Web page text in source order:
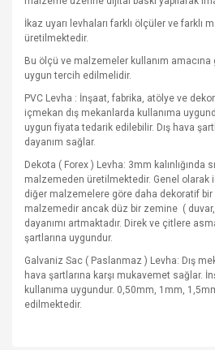
İkaz uyarı levhaları farklı ölçüler ve farklı
üretilmektedir.
Bu ölçü ve malzemeler kullanım
uygun tercih edilmelidir.
PVC Levha : İnşaat, fabrika, atölye ve
içmekan dış mekanlarda kullanıma
uygun fiyata tedarik edilebilir. Dış hava
dayanım sağlar.
Dekota ( Forex ) Levha: 3mm kalınlığında
malzemeden üretilmektedir. Genel olarak
diğer malzemelere göre daha dekoratif bir
malzemedir ancak düz bir zemine (
dayanımı artmaktadır. Direk ve çitlere
şartlarına uygundur.
Galvaniz Sac ( Paslanmaz ) Levha: Dış
hava şartlarına karşı mukavemet sağlar.
kullanıma uygundur. 0,50mm, 1mm,
edilmektedir.